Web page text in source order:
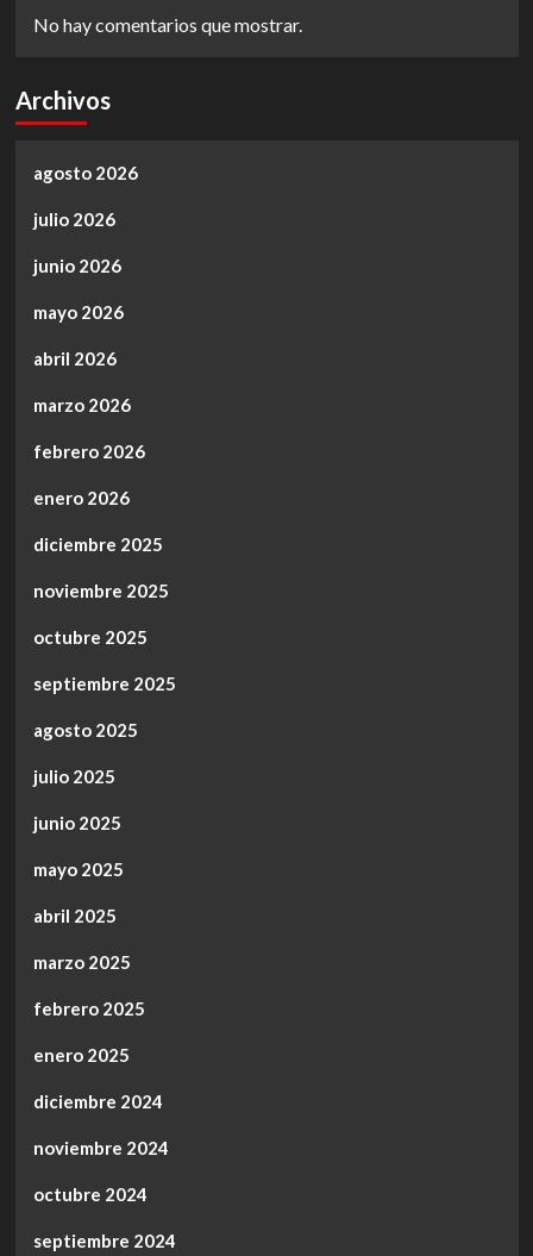
No hay comentarios que mostrar.
Archivos
agosto 2026
julio 2026
junio 2026
mayo 2026
abril 2026
marzo 2026
febrero 2026
enero 2026
diciembre 2025
noviembre 2025
octubre 2025
septiembre 2025
agosto 2025
julio 2025
junio 2025
mayo 2025
abril 2025
marzo 2025
febrero 2025
enero 2025
diciembre 2024
noviembre 2024
octubre 2024
septiembre 2024